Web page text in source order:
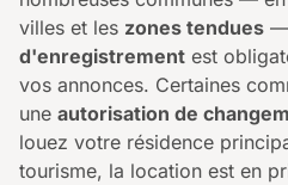
villes et les zones tendues —
d'enregistrement est
vos annonces. Certaines
une autorisation de
louez votre résidence
tourisme, la location est en